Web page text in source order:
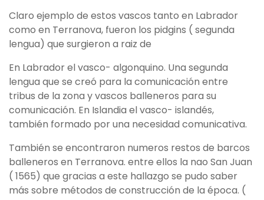
Claro ejemplo de estos vascos tanto en Labrador
como en Terranova, fueron los pidgins ( segunda
lengua) que surgieron a raiz de
En Labrador el vasco- algonquino. Una segunda
lengua que se creó para la comunicación entre
tribus de la zona y vascos balleneros para su
comunicación. En Islandia el vasco- islandés,
también formado por una necesidad comunicativa.
También se encontraron numeros restos de barcos
balleneros en Terranova. entre ellos la nao San Juan
( 1565) que gracias a este hallazgo se pudo saber
más sobre métodos de construcción de la época. (